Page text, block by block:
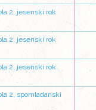
2, jesenski rok
2, jesenski rok
2, jesenski rok
2, spomladanski